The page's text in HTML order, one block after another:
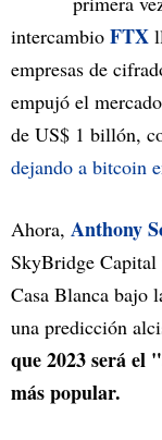
intercambio FTX
empresas de
empujó el
de US$ 1 billón,
dejando a bitcoin
Ahora, Anthony
SkyBridge Capital
Casa Blanca bajo
una predicción
que 2023 será el
más popular.